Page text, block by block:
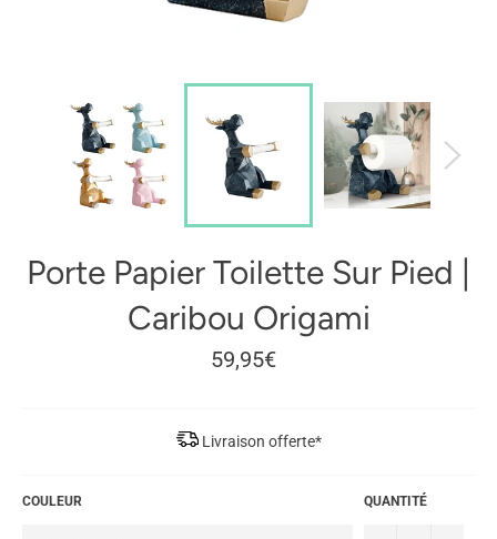
Porte Papier Toilette Sur Pied |
Caribou Origami
Prix
régulier
59,95€
Livraison offerte*
COULEUR QUANTITÉ